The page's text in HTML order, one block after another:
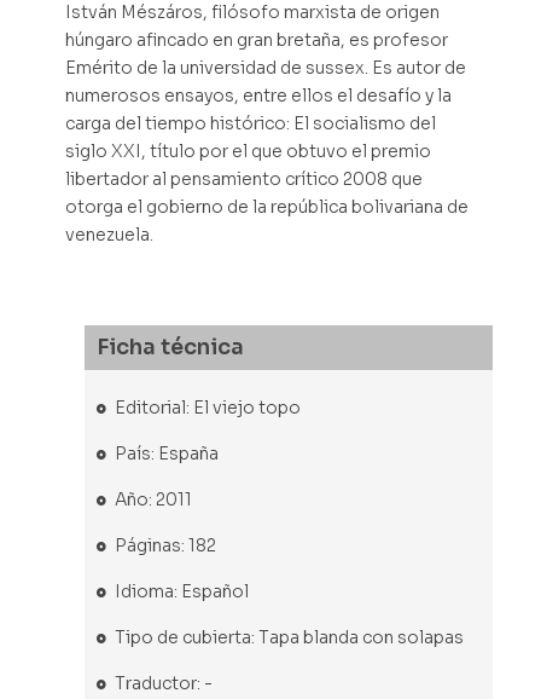
István Mészáros, filósofo marxista de origen
húngaro afincado en gran bretaña, es profesor
Emérito de la universidad de sussex. Es autor de
numerosos ensayos, entre ellos el desafío y la
carga del tiempo histórico: El socialismo del
siglo XXI, título por el que obtuvo el premio
libertador al pensamiento crítico 2008 que
otorga el gobierno de la república bolivariana de
venezuela.
Ficha técnica
Editorial: El viejo topo
País: España
Año: 2011
Páginas: 182
Idioma: Español
Tipo de cubierta: Tapa blanda con solapas
Traductor: -